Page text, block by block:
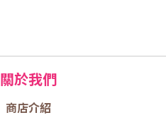
關於我們
商店介紹